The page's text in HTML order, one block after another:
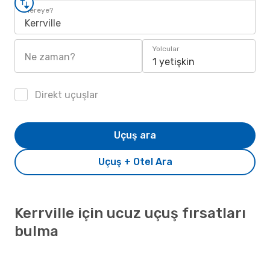
Nereye?
Kerrville
Ne zaman?
Yolcular
1 yetişkin
Direkt uçuşlar
Uçuş + Otel Ara
Uçuş ara
Kerrville için ucuz uçuş fırsatları
bulma